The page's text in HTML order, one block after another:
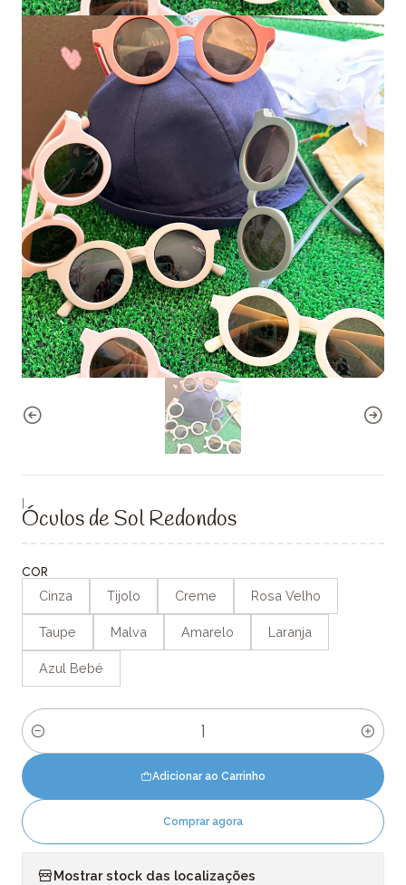
|
Óculos de Sol Redondos
COR
Cinza Tijolo Creme Rosa Velho
Taupe Malva Amarelo Laranja
Azul Bebé
Quantidade
Adicionar ao Carrinho
Comprar agora
Mostrar stock das localizações